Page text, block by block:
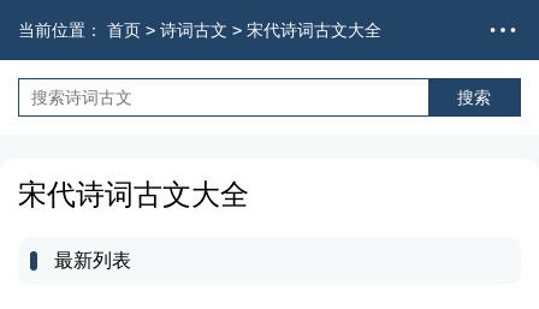
当前位置： 首页 > 诗词古文 > 宋代诗词古文大全
宋代诗词古文大全
最新列表